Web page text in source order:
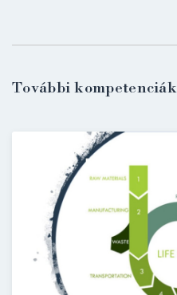
További kompetenciák